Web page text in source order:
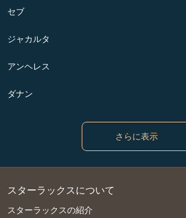
セブ
ジャカルタ
アンヘレス
ダナン
さらに表示
スターラックスについて
スターラックスの紹介